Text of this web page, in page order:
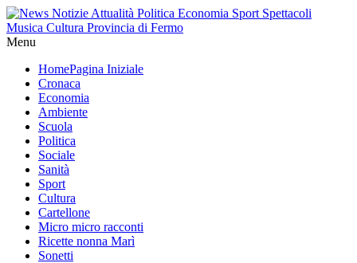
Menu
HomePagina Iniziale
Cronaca
Economia
Ambiente
Scuola
Politica
Sociale
Sanità
Sport
Cultura
Cartellone
Micro micro racconti
Ricette nonna Marì
Sonetti